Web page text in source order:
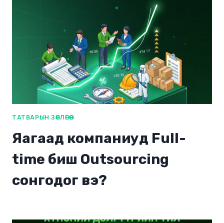
ТАТВАРЫН ЗӨВЛӨГӨӨ
Яагаад компаниуд Full-
time биш Outsourcing
сонгодог вэ?